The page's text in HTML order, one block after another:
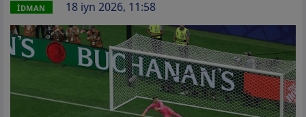
İDMAN 18 iyn 2026, 11:58